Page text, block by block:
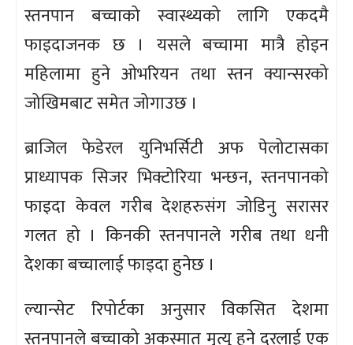
स्तनपान बच्चाको स्वास्थ्यको लागि एकदमै
फाइदाजनक छ । यसले बच्चामा मात्रै होइन
महिलामा हुने ओभरियन तथा स्तन क्यान्सरको
जोखिमबाट समेत जोगाउछ ।
ब्राजिल फेडेरल युनिभर्सिटी अफ पेलोटासका
प्राध्यापक सिजर भिक्टोरिया भन्छन, स्तनपानको
फाइदा केवल गरीब देशहरुसंग जोडिनु सरासर
गलत हो । किनकी स्तनपानले गरीब तथा धनी
देशका बच्चालाई फाइदा हुनेछ ।
ल्यान्सेट रिपोर्टका अनुसार विकसित देशमा
स्तनपानले बच्चाको अकस्मात मृत्यु हुने दरलाई एक